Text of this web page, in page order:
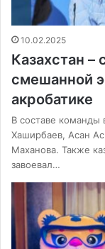
10.02.2025
Казахстан –
смешанной
акробатике
В составе
Хаширбаев, Асан
Маханова. Также
завоевал…